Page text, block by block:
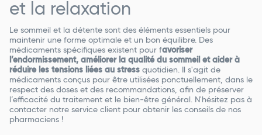
et la relaxation
Le sommeil et la détente sont des éléments essentiels pour
maintenir une forme optimale et un bon équilibre. Des
médicaments spécifiques existent pour favoriser
l’endormissement, améliorer la qualité du sommeil et aider à
réduire les tensions liées au stress quotidien. Il s'agit de
médicaments conçus pour être utilisées ponctuellement, dans le
respect des doses et des recommandations, afin de préserver
l’efficacité du traitement et le bien-être général. N'hésitez pas à
contacter notre service client pour obtenir les conseils de nos
pharmaciens !